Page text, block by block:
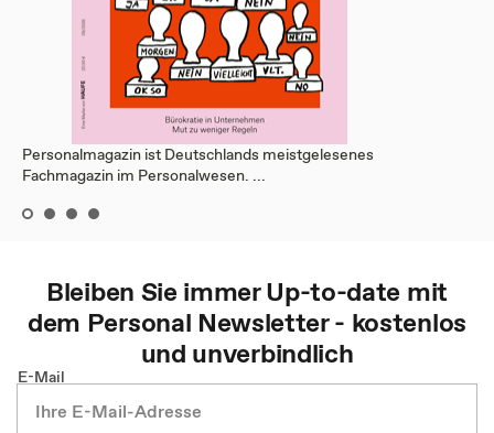
Personalmagazin ist Deutschlands meistgelesenes
Fachmagazin im Personalwesen. ...
Bleiben Sie immer Up-to-date mit
dem Personal Newsletter - kostenlos
und unverbindlich
E-Mail